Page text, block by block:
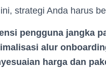
strategi Anda harus
pengguna jangka
alur
harga dan